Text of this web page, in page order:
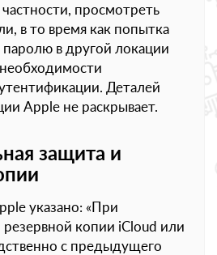
просмотреть
в то время как попытка
в другой локации
Деталей
Apple не раскрывает.
защита и
указано: «При
резервной копии iCloud или
с предыдущего